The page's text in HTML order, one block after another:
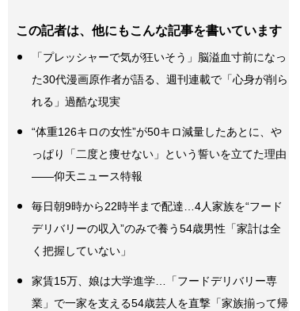
この記者は、他にもこんな記事を書いています
「プレッシャーで気が狂いそう」脳溢血寸前になっ
た30代漫画原作者が語る、週刊連載で「心身が削ら
れる」過酷な現実
“体重126キロの女性”が50キロ減量したあとに、や
っぱり「二度と痩せない」という誓いを立てた理由
――仰天ニュース特報
毎日朝9時から22時半まで配達…4人家族を“フード
デリバリーの収入”のみで養う54歳男性「家計は全
く把握していない」
家賃15万、娘は大学進学…「フードデリバリー専
業」で一家を支える54歳芸人を直撃「家族揃って帰